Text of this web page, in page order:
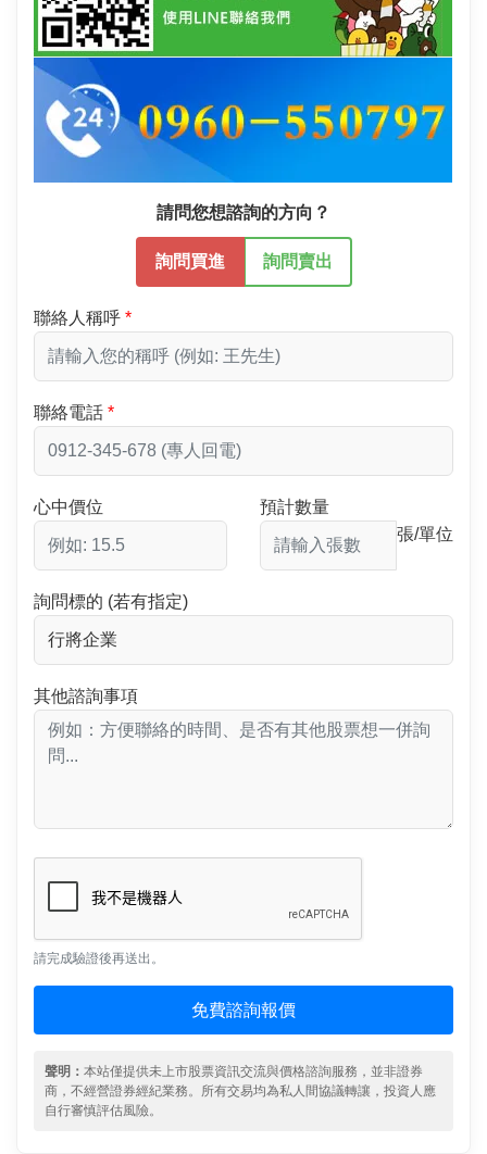
請問您想諮詢的方向？
詢問買進 詢問賣出
聯絡人稱呼
聯絡電話
心中價位
預計數量
張/單位
詢問標的 (若有指定)
其他諮詢事項
請完成驗證後再送出。
免費諮詢報價
聲明： 本站僅提供未上市股票資訊交流與價格諮詢服務，並非證券
商，不經營證券經紀業務。所有交易均為私人間協議轉讓，投資人應
自行審慎評估風險。